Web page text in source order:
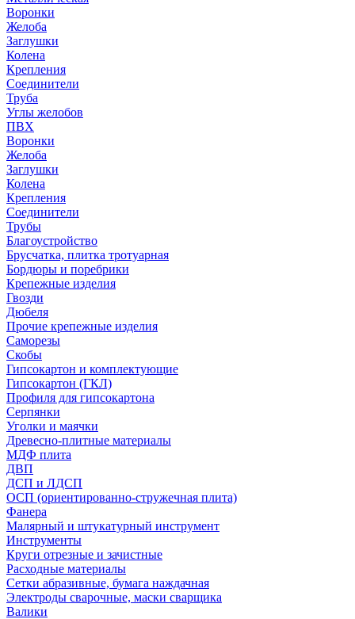
Воронки
Желоба
Заглушки
Колена
Крепления
Соединители
Труба
Углы желобов
ПВХ
Воронки
Желоба
Заглушки
Колена
Крепления
Соединители
Трубы
Благоустройство
Брусчатка, плитка тротуарная
Бордюры и поребрики
Крепежные изделия
Гвозди
Дюбеля
Прочие крепежные изделия
Саморезы
Скобы
Гипсокартон и комплектующие
Гипсокартон (ГКЛ)
Профиля для гипсокартона
Серпянки
Уголки и маячки
Древесно-плитные материалы
МДФ плита
ДВП
ДСП и ЛДСП
ОСП (ориентированно-стружечная плита)
Фанера
Малярный и штукатурный инструмент
Инструменты
Круги отрезные и зачистные
Расходные материалы
Сетки абразивные, бумага наждачная
Электроды сварочные, маски сварщика
Валики